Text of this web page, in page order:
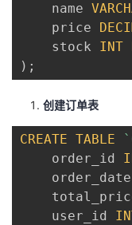
    name
    price
    stock
INT
) ;
创建订单表
CREATE TABLE `
    order_id
    order_date
    user_id